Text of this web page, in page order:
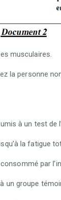
musculaires.
la personne
à un test de
la fatigue
par
un groupe